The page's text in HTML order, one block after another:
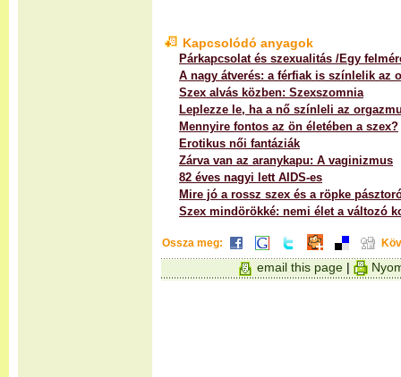
Kapcsolódó anyagok
Párkapcsolat és szexualitás /Egy
A nagy átverés: a férfiak is színlelik az
Szex alvás közben: Szexszomnia
Leplezze le, ha a nő színleli az
Mennyire fontos az ön életében a szex?
Erotikus női fantáziák
Zárva van az aranykapu: A vaginizmus
82 éves nagyi lett AIDS-es
Mire jó a rossz szex és a röpke
Szex mindörökké: nemi élet a változó
Ossza meg:
email this page |